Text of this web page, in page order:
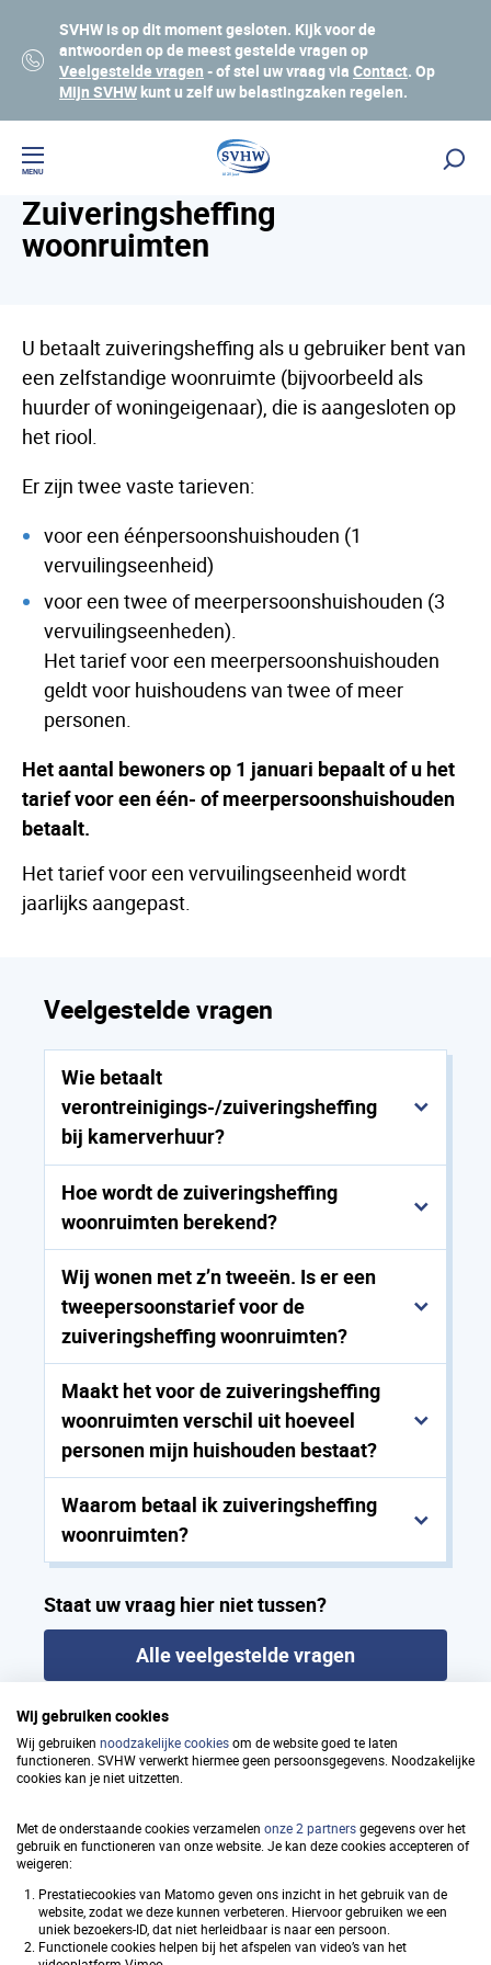
SVHW is op dit moment gesloten. Kijk voor de
antwoorden op de meest gestelde vragen op
Veelgestelde vragen - of stel uw vraag via Contact. Op
Mijn SVHWkunt u zelf uw belastingzaken regelen.
MENU
Zuiveringsheffing
woonruimten
U betaalt zuiveringsheffing als u gebruiker bent van
een zelfstandige woonruimte (bijvoorbeeld als
huurder of woningeigenaar), die is aangesloten op
het riool.
Er zijn twee vaste tarieven:
voor een éénpersoonshuishouden (1
vervuilingseenheid)
voor een twee of meerpersoonshuishouden (3
vervuilingseenheden).
Het tarief voor een meerpersoonshuishouden
geldt voor huishoudens van twee of meer
personen.
Het aantal bewoners op 1 januari bepaalt of u het
tarief voor een één- of meerpersoonshuishouden
betaalt.
Het tarief voor een vervuilingseenheid wordt
jaarlijks aangepast.
Veelgestelde vragen
Wie betaalt
verontreinigings-/zuiveringsheffing
bij kamerverhuur?
Hoe wordt de zuiveringsheffing
woonruimten berekend?
Wij wonen met z’n tweeën. Is er een
tweepersoonstarief voor de
zuiveringsheffing woonruimten?
Maakt het voor de zuiveringsheffing
woonruimten verschil uit hoeveel
personen mijn huishouden bestaat?
Waarom betaal ik zuiveringsheffing
woonruimten?
Staat uw vraag hier niet tussen?
Alle veelgestelde vragen
Samenwerkingsverband
Vastgoedinformatie Heffing en
Waardebepaling (SVHW)
Snel naar
Wij gebruiken cookies
Wij gebruiken noodzakelijke cookiesom de website goed te laten
functioneren. SVHW verwerkt hiermee geen persoonsgegevens. Noodzakelijke
cookies kan je niet uitzetten.
Met de onderstaande cookies verzamelen onze 2 partnersgegevens over het
gebruik en functioneren van onze website. Je kan deze cookies accepteren of
weigeren:
Prestatiecookies van Matomo geven ons inzicht in het gebruik van de
website, zodat we deze kunnen verbeteren. Hiervoor gebruiken we een
uniek bezoekers-ID, dat niet herleidbaar is naar een persoon.
Functionele cookies helpen bij het afspelen van video’s van het